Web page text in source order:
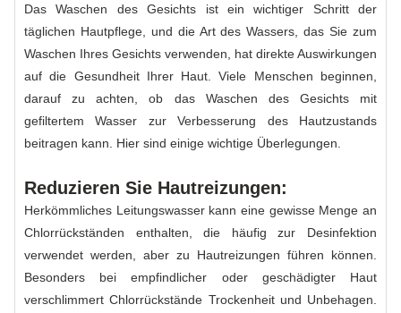
Das Waschen des Gesichts ist ein wichtiger Schritt der
täglichen Hautpflege, und die Art des Wassers, das Sie zum
Waschen Ihres Gesichts verwenden, hat direkte Auswirkungen
auf die Gesundheit Ihrer Haut. Viele Menschen beginnen,
darauf zu achten, ob das Waschen des Gesichts mit
gefiltertem Wasser zur Verbesserung des Hautzustands
beitragen kann. Hier sind einige wichtige Überlegungen.
Reduzieren Sie Hautreizungen:
Herkömmliches Leitungswasser kann eine gewisse Menge an
Chlorrückständen enthalten, die häufig zur Desinfektion
verwendet werden, aber zu Hautreizungen führen können.
Besonders bei empfindlicher oder geschädigter Haut
verschlimmert Chlorrückstände Trockenheit und Unbehagen.